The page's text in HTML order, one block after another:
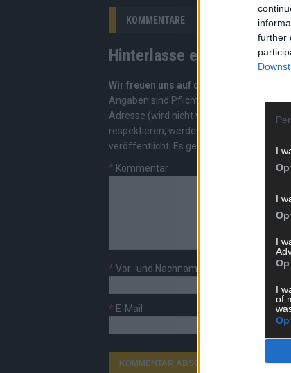
further
I
I
I
I
of
KOMMENTARE
Hinterlasse einen
Wir freuen uns auf deinen Beitrag!
Angaben sind Pflichtfelder. Bitte nutze
Adresse (wird nicht veröffentlicht). Wir
respektieren, werden freigeschaltet;
veröffentlicht. Es gelten unsere
* Kommentar
* Vor- und Nachname
* E-Mail